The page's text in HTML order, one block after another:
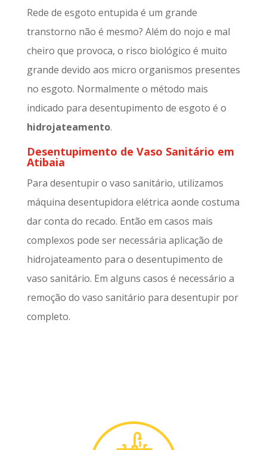
Rede de esgoto entupida é um grande
transtorno não é mesmo? Além do nojo e mal
cheiro que provoca, o risco biológico é muito
grande devido aos micro organismos presentes
no esgoto. Normalmente o método mais
indicado para desentupimento de esgoto é o
hidrojateamento.
Desentupimento de Vaso Sanitário em
Atibaia
Para desentupir o vaso sanitário, utilizamos
máquina desentupidora elétrica aonde costuma
dar conta do recado. Então em casos mais
complexos pode ser necessária aplicação de
hidrojateamento para o desentupimento de
vaso sanitário. Em alguns casos é necessário a
remoção do vaso sanitário para desentupir por
completo.